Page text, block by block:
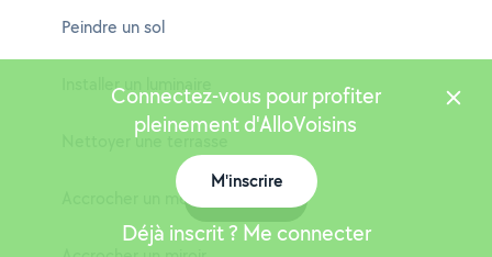
Peindre un sol
Installer un luminaire
Nettoyer une terrasse
Accrocher un meuble
Connectez-vous pour profiter
pleinement d'AlloVoisins
M'inscrire
Déjà inscrit ? Me connecter